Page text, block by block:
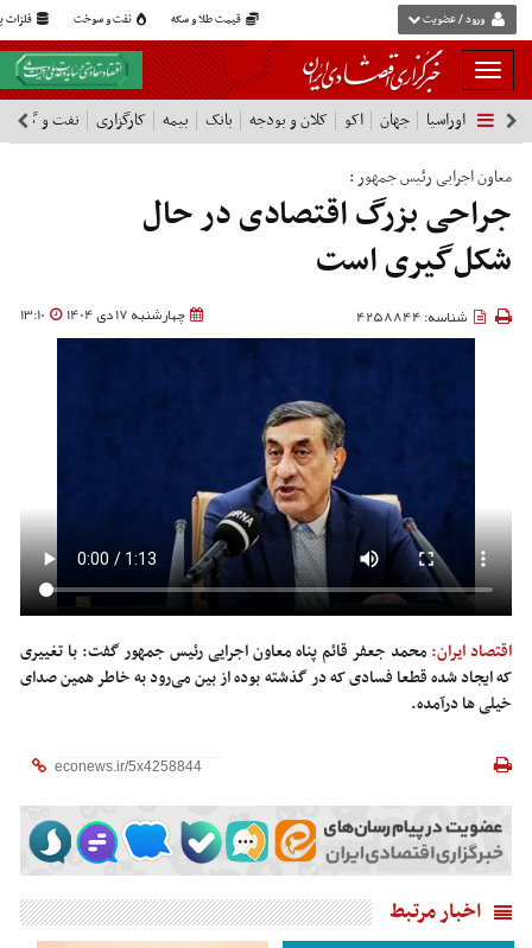
قیمت طلا و سکه نفت و سوخت فلزات ورود / عضویت
بار
و
بسته
نمودن
فهرست
اوراسیا جهان اکو کلان و بودجه بانک بیمه کارگزاری نفت و گاز
معاون اجرایی رئیس جمهور :
جراحی بزرگ اقتصادی در حال
شکل‌گیری است
چهارشنبه 17 دی 1404 13:10 شناسه: 4258844
اقتصاد ایران: محمد جعفر قائم پناه معاون اجرایی رئیس جمهور گفت: با تغییری
که ایجاد شده قطعا فسادی که در گذشته بوده از بین می‌رود به خاطر همین صدای
خیلی ها درآمده.
اخبار مرتبط